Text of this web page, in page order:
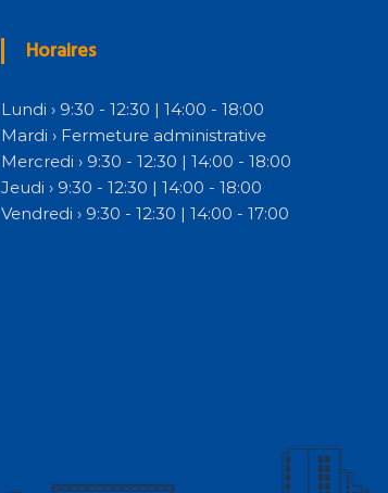
Horaires
Lundi › 9:30 - 12:30 | 14:00 - 18:00
Mardi › Fermeture administrative
Mercredi › 9:30 - 12:30 | 14:00 - 18:00
Jeudi › 9:30 - 12:30 | 14:00 - 18:00
Vendredi › 9:30 - 12:30 | 14:00 - 17:00